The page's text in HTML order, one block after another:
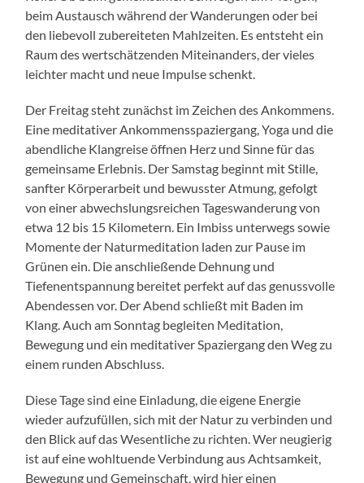
beim Austausch während der Wanderungen oder bei
den liebevoll zubereiteten Mahlzeiten. Es entsteht ein
Raum des wertschätzenden Miteinanders, der vieles
leichter macht und neue Impulse schenkt.
Der Freitag steht zunächst im Zeichen des Ankommens.
Eine meditativer Ankommensspaziergang, Yoga und die
abendliche Klangreise öffnen Herz und Sinne für das
gemeinsame Erlebnis. Der Samstag beginnt mit Stille,
sanfter Körperarbeit und bewusster Atmung, gefolgt
von einer abwechslungsreichen Tageswanderung von
etwa 12 bis 15 Kilometern. Ein Imbiss unterwegs sowie
Momente der Naturmeditation laden zur Pause im
Grünen ein. Die anschließende Dehnung und
Tiefenentspannung bereitet perfekt auf das genussvolle
Abendessen vor. Der Abend schließt mit Baden im
Klang. Auch am Sonntag begleiten Meditation,
Bewegung und ein meditativer Spaziergang den Weg zu
einem runden Abschluss.
Diese Tage sind eine Einladung, die eigene Energie
wieder aufzufüllen, sich mit der Natur zu verbinden und
den Blick auf das Wesentliche zu richten. Wer neugierig
ist auf eine wohltuende Verbindung aus Achtsamkeit,
Bewegung und Gemeinschaft, wird hier einen